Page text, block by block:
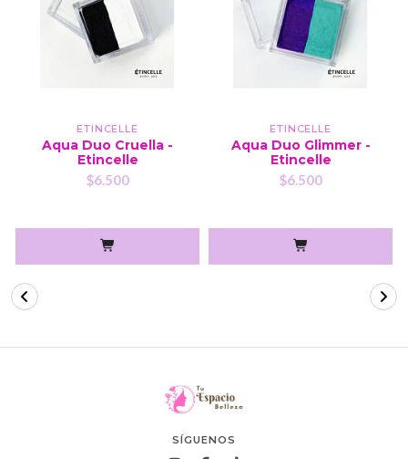
ETINCELLE
Aqua Duo Cruella -
Etincelle
$6.500
ETINCELLE
Aqua Duo Glimmer -
Etincelle
$6.500
SÍGUENOS